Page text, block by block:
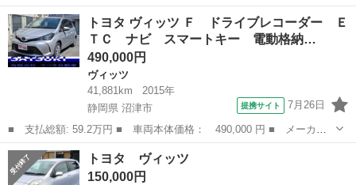
148千km 車検 ・R7年 2月5日 排気量 ・ 色 ・シルバー 修
復歴 ・無し 燃料 ・ガソリン(レギュラー) 人数...
岐阜 各務原市 羽場駅 走行距離
トヨタ ヴィッツ Ｆ ドライブレコーダー Ｅ
ＴＣ ナビ スマートキー 電動格納…
490,000円
ヴィッツ
41,881km
2015年
静岡県 沼津市
提携サイト 7月26日
■ 支払総額: 59.2万円 ■ 車両本体価格： 490,000 円 ■ メーカー
名： トヨタ ■ 車種名： ヴィッツ ■ グレード名： Ｆ ドライ
ブレコーダー ＥＴＣ ナビ スマートキー 電動格納ミラー ＣＶ
Ｔ 衝突安全...
静岡 沼津市 ヴィッツ
トヨタ ヴィッツ
150,000円